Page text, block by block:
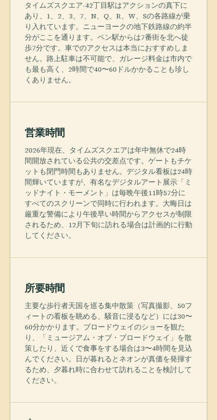
タイムズスクエア-42丁目駅はアクションの真下に
あり、1、2、3、7、N、Q、R、W、Sの各路線が乗
り入れています。ニューヨークの地下鉄路線の約半
分がここを通ります。ペン駅からは7番街を北へ徒
歩7分です。車でのアクセスは本当におすすめしま
せん。路上駐車は不可能で、ガレージ料金は市内で
も最も高く、2時間で40〜60ドルかかることも珍し
くありません。
営業時間
2026年現在、タイムズスクエアは年中無休で24時
間開放されている公共の交差点です。ゲートもチケ
ットも閉門時間もありません。デジタル看板は24時
間輝いていますが、有名なデジタルアート展示「ミ
ッドナイト・モーメント」は毎晩午後11時57分に
すべてのスクリーンで同時に行われます。大晦日は
厳重な警備により午後早い時間からアクセスが制限
されるため、12月下旬に訪れる場合は計画的に行動
してください。
所要時間
主要な歩行者天国を巡る集中散策（写真撮影、50フ
ィートの看板を眺める、騒音に浸るなど）には30〜
60分かかります。ブロードウェイのショーを観た
り、「ミュージアム・オブ・ブロードウェイ」を散
策したり、近くで食事をする場合は3〜4時間を見込
んでください。日が暮れるとネオンが真価を発揮す
るため、夕暮れ時に合わせて訪れることを検討して
ください。